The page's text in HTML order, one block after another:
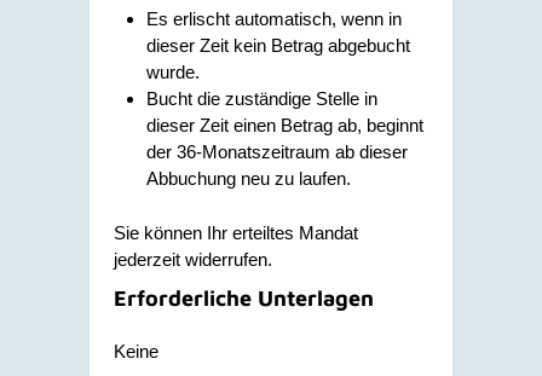
Es erlischt automatisch, wenn in
dieser Zeit kein Betrag abgebucht
wurde.
Bucht die zuständige Stelle in
dieser Zeit einen Betrag ab, beginnt
der 36-Monatszeitraum ab dieser
Abbuchung neu zu laufen.
Sie können Ihr erteiltes Mandat
jederzeit widerrufen.
Erforderliche Unterlagen
Keine